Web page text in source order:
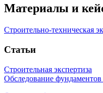
Материалы и
Строительно-техническая
Статьи
Строительная экспертиза
Обследование